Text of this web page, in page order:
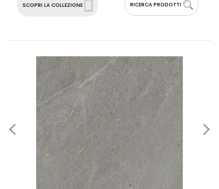
SCOPRI LA COLLEZIONE RICERCA PRODOTTI